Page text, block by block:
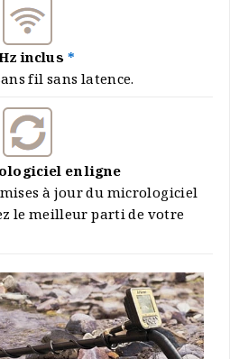
inclus*
fil sans latence.
en ligne
à jour du micrologiciel
le meilleur parti de votre